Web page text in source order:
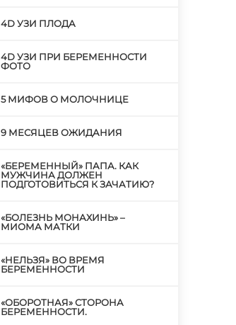
4D УЗИ ПЛОДА
4D УЗИ ПРИ БЕРЕМЕННОСТИ
ФОТО
5 МИФОВ О МОЛОЧНИЦЕ
9 МЕСЯЦЕВ ОЖИДАНИЯ
«БЕРЕМЕННЫЙ» ПАПА. КАК
МУЖЧИНА ДОЛЖЕН
ПОДГОТОВИТЬСЯ К ЗАЧАТИЮ?
«БОЛЕЗНЬ МОНАХИНЬ» –
МИОМА МАТКИ
«НЕЛЬЗЯ» ВО ВРЕМЯ
БЕРЕМЕННОСТИ
«ОБОРОТНАЯ» СТОРОНА
БЕРЕМЕННОСТИ.